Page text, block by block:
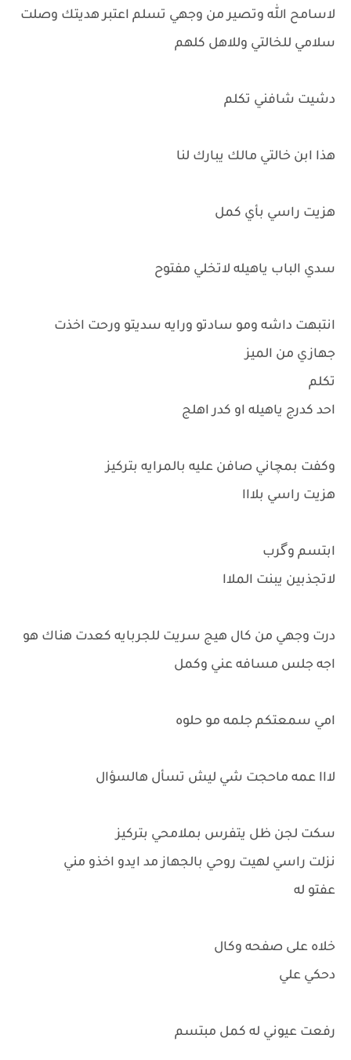
لاسامح الله وتصير من وجهي تسلم اعتبر هديتك وصلت
سلامي للخالتي وللاهل كلهم
دشيت شافني تكلم
هذا ابن خالتي مالك يبارك لنا
هزيت راسي بأي كمل
سدي الباب ياهيله لاتخلي مفتوح
انتبهت داشه ومو سادتو ورايه سديتو ورحت اخذت
جهازي من الميز
تكلم
احد كدرج ياهيله او كدر اهلج
وكفت بمچاني صافن عليه بالمرايه بتركيز
هزيت راسي بلااا
ابتسم وگرب
لاتجذبين يبنت الملاا
درت وجهي من كال هيج سريت للجربايه كعدت هناك هو
اجه جلس مسافه عني وكمل
امي سمعتكم جلمه مو حلوه
لااا عمه ماحجت شي ليش تسأل هالسؤال
سكت لجن ظل يتفرس بملامحي بتركيز
نزلت راسي لهيت روحي بالجهاز مد ايدو اخذو مني
عفتو له
خلاه على صفحه وكال
دحكي علي
رفعت عيوني له كمل مبتسم